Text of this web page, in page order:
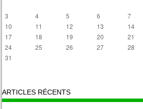
3
4 5 6 7
10
11 12 13 14
17
18 19 20 21
24
25 26 27 28
31
ARTICLES RÉCENTS